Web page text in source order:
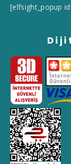
[elfsight_popup